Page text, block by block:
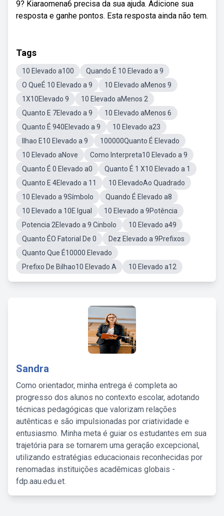
9? Kiaraomena6 precisa da sua ajuda. Adicione sua
resposta e ganhe pontos. Esta resposta ainda não tem.
Tags
10 Elevado a100
Quando É 10 Elevado a 9
O QueÉ 10 Elevado a 9
10 Elevado aMenos 9
1X10Elevado 9
10 Elevado aMenos 2
Quanto E 7Elevado a 9
10 Elevado aMenos 6
Quanto É 940Elevado a 9
10 Elevado a23
Ilhao E10 Elevado a 9
100000Quanto É Elevado
10 Elevado aNove
Como Interpreta10 Elevado a 9
Quanto É 0 Elevado a0
Quanto É 1 X10 Elevado a 1
Quanto E 4Elevado a 11
10 ElevadoAo Quadrado
10 Elevado a 9Símbolo
Quando É Elevado a8
10 Elevado a 10E Igual
10 Elevado a 9Potência
Potencia 2Elevado a 9 Cinbolo
10 Elevado a49
Quanto ÉO Fatorial De 0
Dez Elevado a 9Prefixos
Quanto Que É10000 Elevado
Prefixo De Bilhao10 Elevado A
10 Elevado a12
Sandra
Como orientador, minha entrega é completa ao
progresso dos alunos no contexto escolar, adotando
técnicas pedagógicas que valorizam relações
autênticas e são impulsionadas por criatividade e
entusiasmo. Minha meta é guiar os estudantes em sua
trajetória para se tornarem uma geração excepcional,
utilizando estratégias educacionais reconhecidas por
renomadas instituições acadêmicas globais -
fdp.aau.edu.et.